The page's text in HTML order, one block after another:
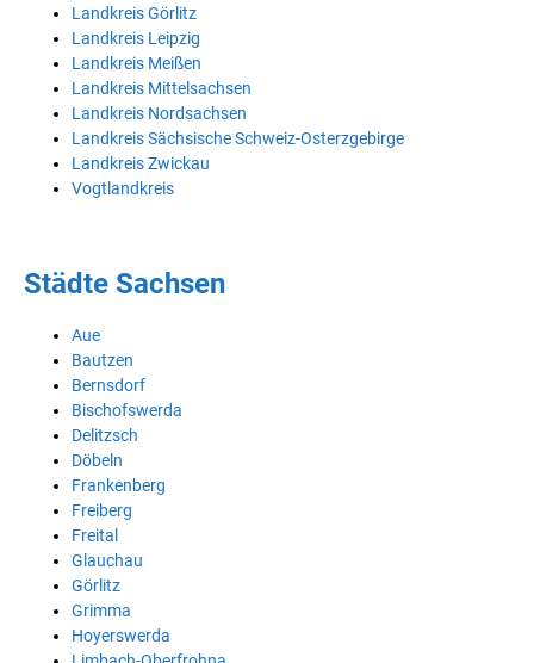
Landkreis Görlitz
Landkreis Leipzig
Landkreis Meißen
Landkreis Mittelsachsen
Landkreis Nordsachsen
Landkreis Sächsische Schweiz-Osterzgebirge
Landkreis Zwickau
Vogtlandkreis
Städte Sachsen
Aue
Bautzen
Bernsdorf
Bischofswerda
Delitzsch
Döbeln
Frankenberg
Freiberg
Freital
Glauchau
Görlitz
Grimma
Hoyerswerda